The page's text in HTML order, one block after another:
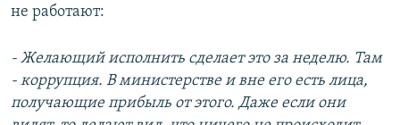
не работают:
- Желающий исполнить сделает это за неделю. Там
- коррупция. В министерстве и вне его есть лица,
получающие прибыль от этого. Даже если они